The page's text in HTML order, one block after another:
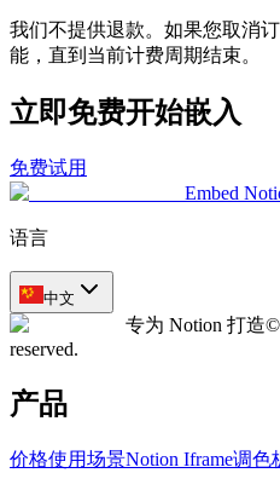
我们不提供退款。如果您取消
能，直到当前计费周期结束。
立即免费开始嵌入
免费试用
Embed
语言
中文
专为 Notion 打造©
reserved.
产品
价格使用场景Notion Iframe调色